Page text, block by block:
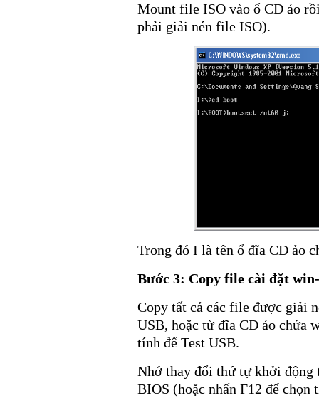
Mount file ISO vào ổ CD ảo
phải giải nén file ISO).
Trong đó I là tên ổ đĩa CD ảo
Bước 3: Copy file cài đặt
Copy tất cả các file được giải
USB, hoặc từ đĩa CD ảo chứa
tính để Test USB.
Nhớ thay đổi thứ tự khởi
BIOS (hoặc nhấn F12 để